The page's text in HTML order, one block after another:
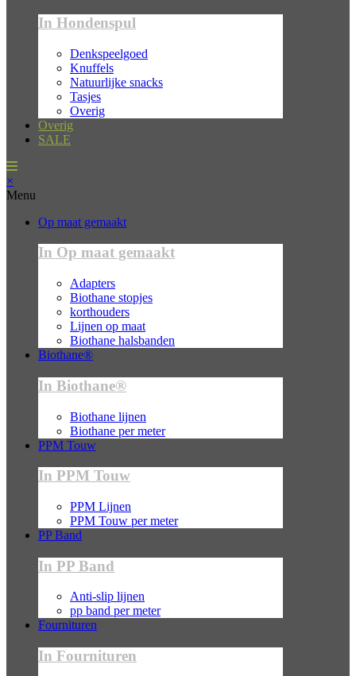
In Hondenspul
Denkspeelgoed
Knuffels
Natuurlijke snacks
Tasjes
Overig
Overig
SALE
×
Menu
Op maat gemaakt
In Op maat gemaakt
Adapters
Biothane stopjes
korthouders
Lijnen op maat
Biothane halsbanden
Biothane®
In Biothane®
Biothane lijnen
Biothane per meter
PPM Touw
In PPM Touw
PPM Lijnen
PPM Touw per meter
PP Band
In PP Band
Anti-slip lijnen
pp band per meter
Fournituren
In Fournituren